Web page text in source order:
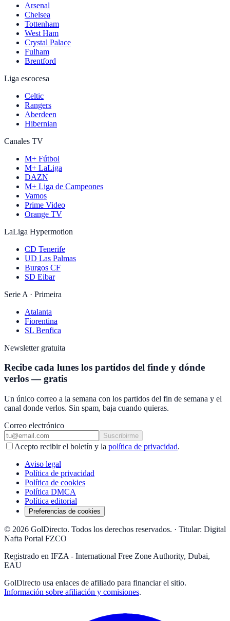
Arsenal
Chelsea
Tottenham
West Ham
Crystal Palace
Fulham
Brentford
Liga escocesa
Celtic
Rangers
Aberdeen
Hibernian
Canales TV
M+ Fútbol
M+ LaLiga
DAZN
M+ Liga de Campeones
Vamos
Prime Video
Orange TV
LaLiga Hypermotion
CD Tenerife
UD Las Palmas
Burgos CF
SD Eibar
Serie A · Primeira
Atalanta
Fiorentina
SL Benfica
Newsletter gratuita
Recibe cada lunes los partidos del finde y dónde
verlos — gratis
Un único correo a la semana con los partidos del fin de semana y el
canal donde verlos. Sin spam, baja cuando quieras.
Correo electrónico
Suscribirme
Acepto recibir el boletín y la política de privacidad.
Aviso legal
Política de privacidad
Política de cookies
Política DMCA
Política editorial
Preferencias de cookies
© 2026 GolDirecto. Todos los derechos reservados. · Titular: Digital
Nafta Portal FZCO
Registrado en IFZA - International Free Zone Authority, Dubai,
EAU
GolDirecto usa enlaces de afiliado para financiar el sitio.
Información sobre afiliación y comisiones.